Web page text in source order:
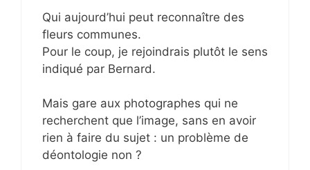
Qui aujourd’hui peut reconnaître des
fleurs communes.
Pour le coup, je rejoindrais plutôt le sens
indiqué par Bernard.
Mais gare aux photographes qui ne
recherchent que l’image, sans en avoir
rien à faire du sujet : un problème de
déontologie non ?